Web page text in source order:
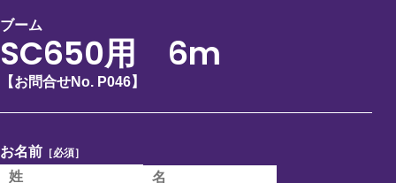
ブーム
SC650用 6m
【お問合せNo. P046】
お名前 ［必須］